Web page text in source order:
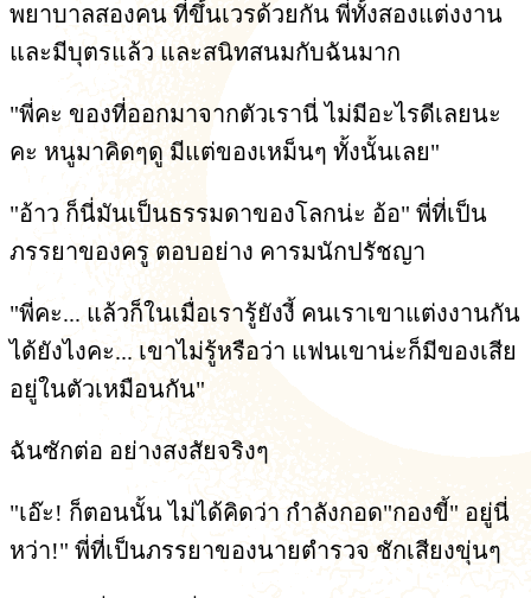
พยาบาลสองคน ที่ขึ้นเวรด้วยกัน พี่ทั้งสองแต่งงาน
และมีบุตรแล้ว และสนิทสนมกับฉันมาก
"พี่คะ ของที่ออกมาจากตัวเรานี่ ไม่มีอะไรดีเลยนะ
คะ หนูมาคิดๆดู มีแต่ของเหม็นๆ ทั้งนั้นเลย"
"อ้าว ก็นี่มันเป็นธรรมดาของโลกน่ะ อ้อ" พี่ที่เป็น
ภรรยาของครู ตอบอย่าง คารมนักปรัชญา
"พี่คะ... แล้วก็ในเมื่อเรารู้ยังงี้ คนเราเขาแต่งงานกัน
ได้ยังไงคะ... เขาไม่รู้หรือว่า แฟนเขาน่ะก็มีของเสีย
อยู่ในตัวเหมือนกัน"
ฉันซักต่อ อย่างสงสัยจริงๆ
"เอ๊ะ! ก็ตอนนั้น ไม่ได้คิดว่า กำลังกอด"กองขี้" อยู่นี่
หว่า!" พี่ที่เป็นภรรยาของนายตำรวจ ชักเสียงขุ่นๆ